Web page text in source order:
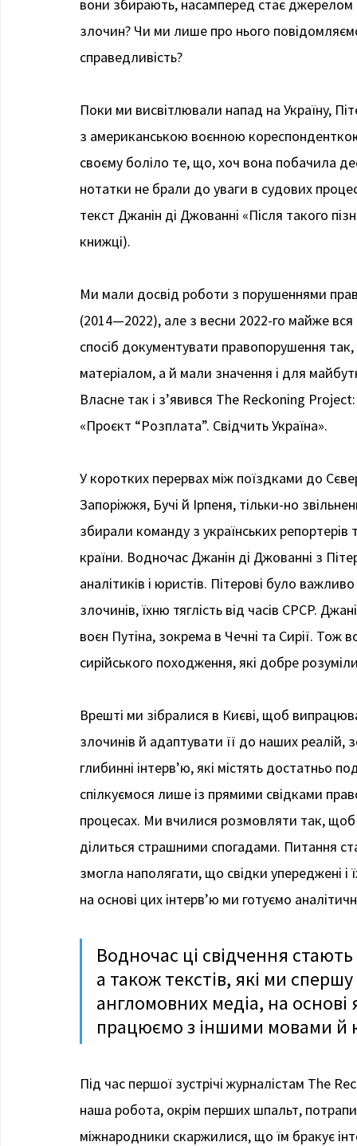
вони збирають, насамперед стає
злочин? Чи ми лише про нього
справедливість?
Поки ми висвітлювали напад на Україну,
з американською воєнною
своєму боліло те, що, хоч вона побачила
нотатки не брали до уваги в судових
текст Джанін ді Джованні «Після такого
книжці).
Ми мали досвід роботи з порушеннями
(2014—2022), але з весни 2022-го майже
спосіб документувати правопорушення
матеріалом, а й мали значення і для
Власне так і з’явився The Reckoning
«Проєкт “Розплата”. Свідчить Україна».
У коротких перервах між поїздками до
Запоріжжя, Бучі й Ірпеня, тільки-но
збирали команду з українських репортерів
країни. Водночас Джанін ді Джованні з
аналітиків і юристів. Пітерові було
злочинів, їхню тяглість від часів СРСР.
воєн Путіна, зокрема в Чечні та Сирії. Тож
сирійського походження, які добре
Врешті ми зібралися в Києві, щоб
злочинів й адаптувати її до наших
глибинні інтерв’ю, які містять
спілкуємося лише із прямими свідками
процесах. Ми вчилися розмовляти так,
ділиться страшними спогадами. Питання
змогла наполягати, що свідки упереджені
на основі цих інтерв’ю ми готуємо
Водночас ці свідчення
а також текстів, які ми
англомовних медіа, на
працюємо з іншими мовами й
Під час першої зустрічі журналістам The
наша робота, окрім перших шпальт,
міжнародники скаржилися, що їм бракує